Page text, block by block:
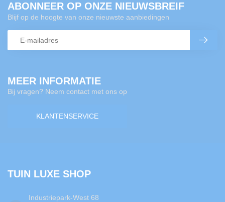
MEER INFORMATIE
Bij vragen? Neem contact met ons op
KLANTENSERVICE
ABONNEER OP ONZE NIEUWSBREIF
Blijf op de hoogte van onze nieuwste aanbiedingen
TUIN LUXE SHOP
Industriepark-West 68